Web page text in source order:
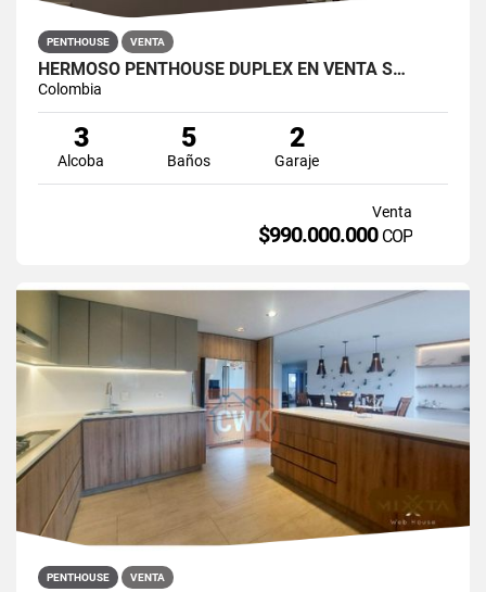
PENTHOUSE VENTA
HERMOSO PENTHOUSE DUPLEX EN VENTA S…
Colombia
3
Alcoba
5
Baños
2
Garaje
Venta
$990.000.000 COP
PENTHOUSE VENTA